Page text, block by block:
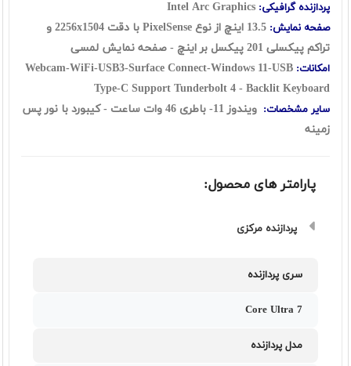
پردازنده گرافیکی:
صفحه نمایش:
13.5 اینچ از نوع PixelSense با دقت 2256x1504 و
تراکم پیکسلی 201 پیکسل بر اینچ - صفحه نمایش لمسی
امکانات: Webcam-WiFi-USB3-Surface Connect-Windows 11-USB
Type-C Support Tunderbolt 4 - Backlit Keyboard
سایر مشخصات:
ویندوز 11- باطری 46 وات ساعت - کیبورد با نور پس
زمینه
پارامتر های محصول:
پردازنده مرکزی
سری پردازنده
Core Ultra 7
مدل پردازنده